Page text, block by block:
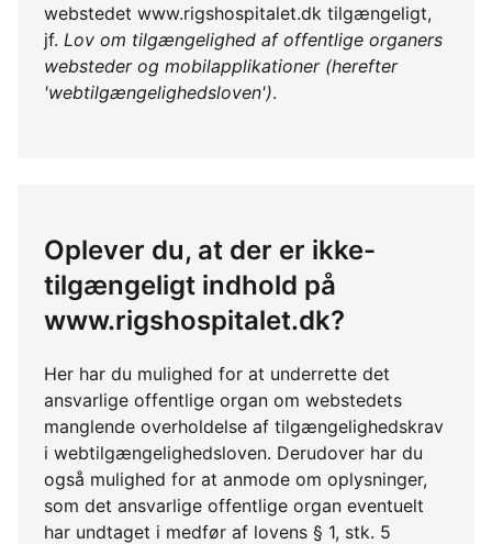
webstedet www.rigshospitalet.dk tilgængeligt,
jf. Lov om tilgængelighed af offentlige organers
websteder og mobilapplikationer (herefter
'webtilgængelighedsloven').
Oplever du, at der er ikke-
tilgængeligt indhold på
www.rigshospitalet.dk?
Her har du mulighed for at underrette det
ansvarlige offentlige organ om webstedets
manglende overholdelse af tilgængelighedskrav
i webtilgængelighedsloven. Derudover har du
også mulighed for at anmode om oplysninger,
som det ansvarlige offentlige organ eventuelt
har undtaget i medfør af lovens § 1, stk. 5